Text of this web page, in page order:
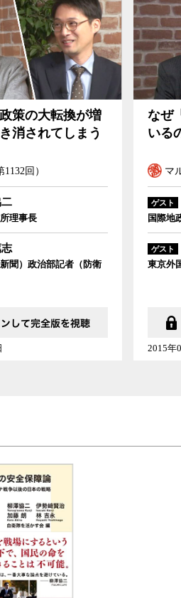
策の大転換が増
消されてしまう
回）
理事長
聞）政治部記者（防衛
なぜ
いる
マ
ゲスト
国際地
ゲスト
東京外
2015年